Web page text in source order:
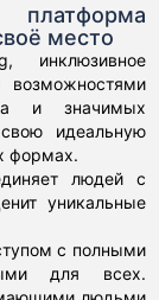
место
инклюзивное
и значимых
идеальную
формах.
людей с
уникальные
с полными
для всех.